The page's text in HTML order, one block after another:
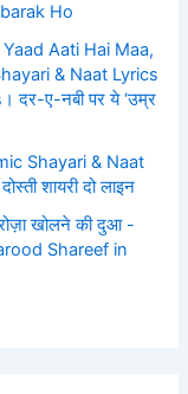
Ho
Yaad Aati Hai Maa,
& Naat Lyrics
दर-ए-नबी पर ये ‘उम्र
Shayari & Naat
शायरी दो लाइन
खोलने की दुआ -
Shareef in